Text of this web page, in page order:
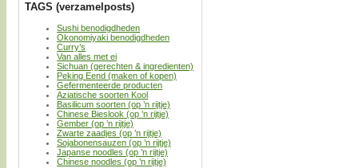
TAGS (verzamelposts)
Sushi benodigdheden
Okonomiyaki benodigdheden
Curry’s
Van alles met ei
Sichuan (gerechten & ingredienten)
Peking Eend (maken of kopen)
Gefermenteerde producten
Aziatische soorten Kool
Basilicum soorten (op ’n rijtje)
Chinese Bieslook (op ’n rijtje)
Gember (op ’n rijtje)
Zwarte zaadjes (op ’n rijtje)
Sojabonensauzen (op ’n rijtje)
Japanse noodles (op ’n rijtje)
Chinese noodles (op ’n rijtje)